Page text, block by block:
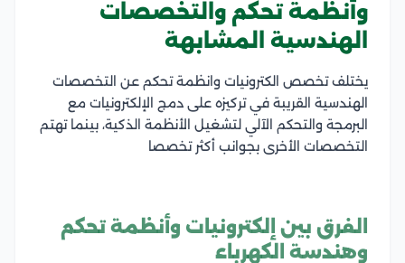
وأنظمة تحكم والتخصصات
الهندسية المشابهة
يختلف تخصص الكترونيات وانظمة تحكم عن التخصصات
الهندسية القريبة في تركيزه على دمج الإلكترونيات مع
البرمجة والتحكم الآلي لتشغيل الأنظمة الذكية، بينما تهتم
التخصصات الأخرى بجوانب أكثر تخصصا
الفرق بين إلكترونيات وأنظمة تحكم
وهندسة الكهرباء